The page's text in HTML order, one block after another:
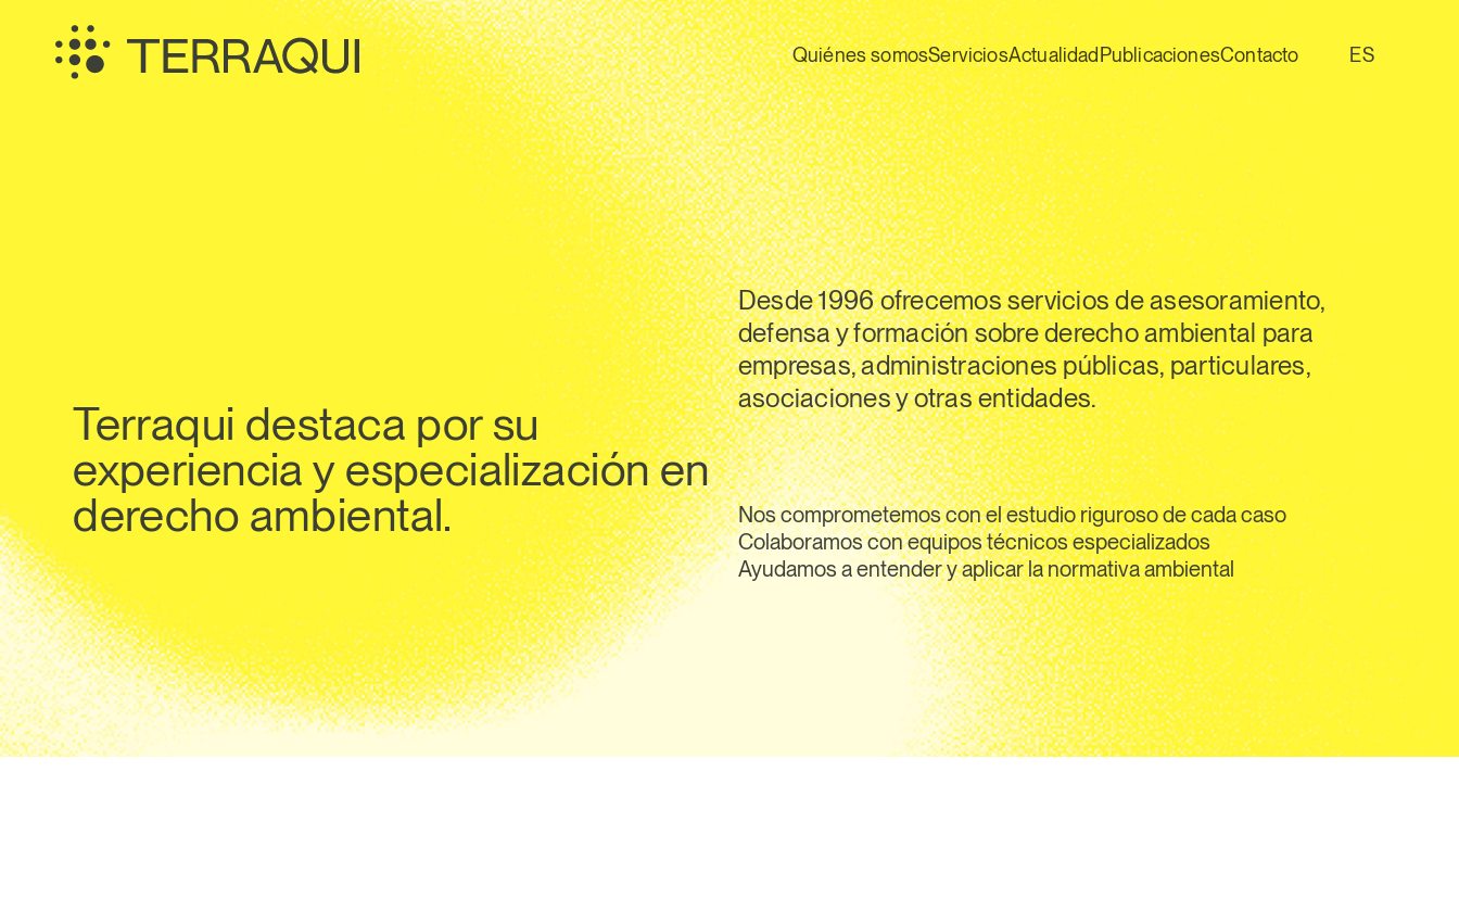
contenido
Quiénes somosServiciosActualidadPublicacionesContacto ES
Terraqui destaca por su
experiencia y especialización en
derecho ambiental.
Desde 1996 ofrecemos servicios de asesoramiento,
defensa y formación sobre derecho ambiental para
empresas, administraciones públicas, particulares,
asociaciones y otras entidades.
Nos comprometemos con el estudio riguroso de cada caso
Colaboramos con equipos técnicos especializados
Ayudamos a entender y aplicar la normativa ambiental